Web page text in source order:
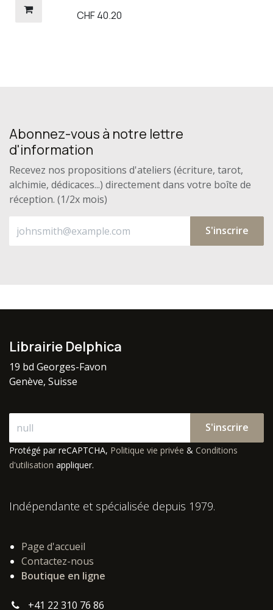
CHF40.20
Abonnez-vous à notre lettre
d'information
Recevez nos propositions d'ateliers (écriture, tarot,
alchimie, dédicaces...) directement dans votre boîte de
réception. (1/2x mois)
S'inscrire
Librairie Delphica
19 bd Georges-Favon
Genève, Suisse
S'inscrire
Protégé par reCAPTCHA, Politique vie privée & Conditions
d'utilisation appliquer.
Indépendante et spécialisée depuis 1979.
Page d'accueil
Contactez-nous
Boutique en ligne
+41 22 310 76 86